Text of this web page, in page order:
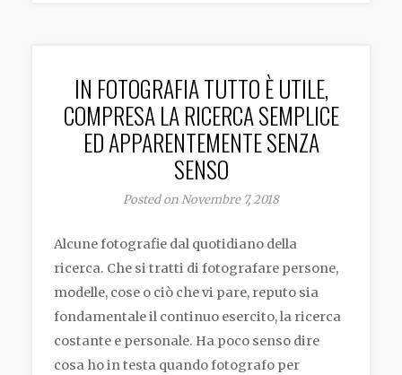
IN FOTOGRAFIA TUTTO È UTILE,
COMPRESA LA RICERCA SEMPLICE
ED APPARENTEMENTE SENZA
SENSO
Posted on Novembre 7, 2018
Alcune fotografie dal quotidiano della
ricerca. Che si tratti di fotografare persone,
modelle, cose o ciò che vi pare, reputo sia
fondamentale il continuo esercito, la ricerca
costante e personale. Ha poco senso dire
cosa ho in testa quando fotografo per